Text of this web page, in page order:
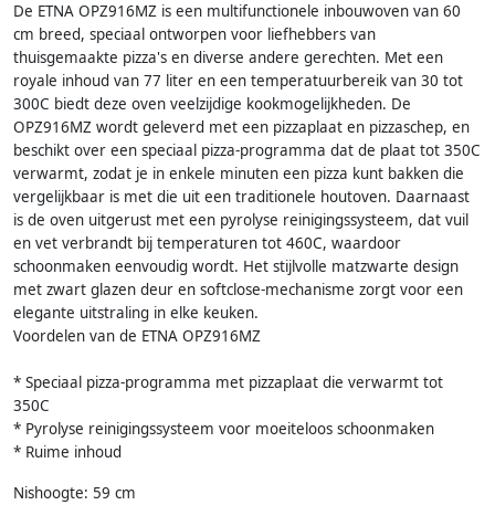
De ETNA OPZ916MZ is een multifunctionele inbouwoven van 60
cm breed, speciaal ontworpen voor liefhebbers van
thuisgemaakte pizza's en diverse andere gerechten. Met een
royale inhoud van 77 liter en een temperatuurbereik van 30 tot
300C biedt deze oven veelzijdige kookmogelijkheden. De
OPZ916MZ wordt geleverd met een pizzaplaat en pizzaschep, en
beschikt over een speciaal pizza-programma dat de plaat tot 350C
verwarmt, zodat je in enkele minuten een pizza kunt bakken die
vergelijkbaar is met die uit een traditionele houtoven. Daarnaast
is de oven uitgerust met een pyrolyse reinigingssysteem, dat vuil
en vet verbrandt bij temperaturen tot 460C, waardoor
schoonmaken eenvoudig wordt. Het stijlvolle matzwarte design
met zwart glazen deur en softclose-mechanisme zorgt voor een
elegante uitstraling in elke keuken.
Voordelen van de ETNA OPZ916MZ
* Speciaal pizza-programma met pizzaplaat die verwarmt tot
350C
* Pyrolyse reinigingssysteem voor moeiteloos schoonmaken
* Ruime inhoud
Nishoogte: 59 cm